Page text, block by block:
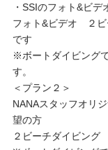
・SSIのフォト&ビ
フォト&ビデオ ２
です
※ボートダイビング
す。
＜プラン２＞
NANAスタッフオリ
望の方
２ビーチダイビング